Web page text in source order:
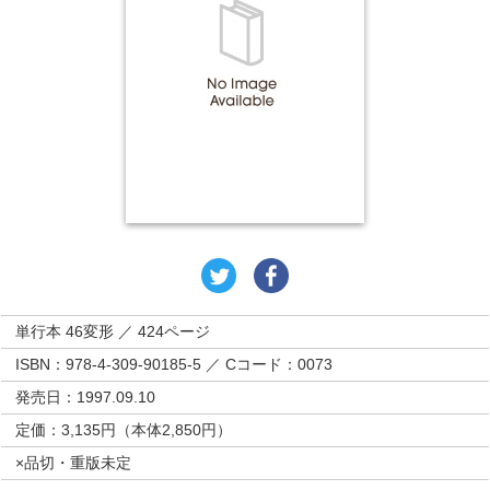
単行本 46変形 ／ 424ページ
ISBN：978-4-309-90185-5 ／ Cコード：0073
発売日：1997.09.10
定価：3,135円（本体2,850円）
×品切・重版未定